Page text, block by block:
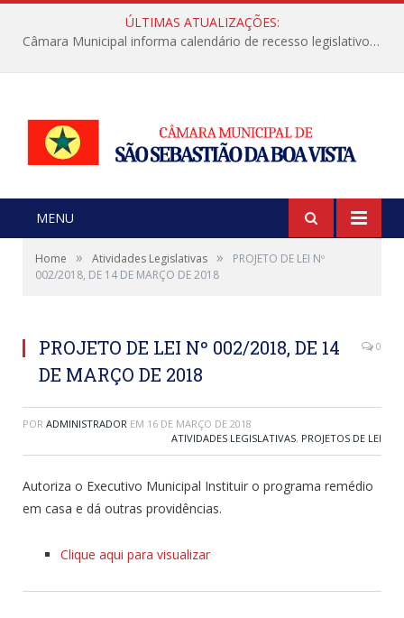
ÚLTIMAS ATUALIZAÇÕES:
Câmara Municipal informa calendário de recesso legislativo de julho
MENU
Home » Atividades Legislativas »
PROJETO DE LEI Nº
002/2018, DE 14 DE MARÇO DE 2018
PROJETO DE LEI Nº 002/2018, DE 14
DE MARÇO DE 2018
0
POR ADMINISTRADOR EM 16 DE MARÇO DE 2018
ATIVIDADES LEGISLATIVAS, PROJETOS DE LEI
Autoriza o Executivo Municipal Instituir o programa remédio
em casa e dá outras providências.
Clique aqui para visualizar